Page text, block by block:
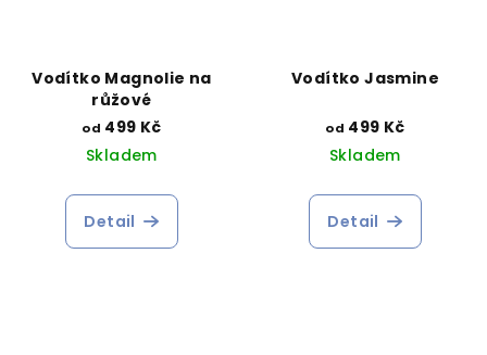
Vodítko Magnolie na
růžové
od 499 Kč
Skladem
Detail
Vodítko Jasmine
od 499 Kč
Skladem
Detail